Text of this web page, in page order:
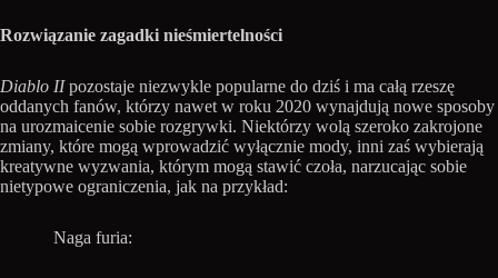
Rozwiązanie zagadki nieśmiertelności
Diablo IIpozostaje niezwykle popularne do dziś i ma całą rzeszę
oddanych fanów, którzy nawet w roku 2020 wynajdują nowe sposoby
na urozmaicenie sobie rozgrywki. Niektórzy wolą szeroko zakrojone
zmiany, które mogą wprowadzić wyłącznie mody, inni zaś wybierają
kreatywne wyzwania, którym mogą stawić czoła, narzucając sobie
nietypowe ograniczenia, jak na przykład:
Naga furia: